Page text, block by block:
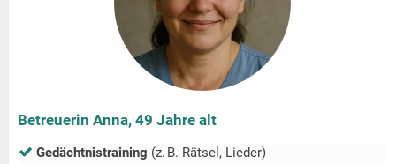
Betreuerin Anna, 49 Jahre alt
Gedächtnistraining (z. B. Rätsel, Lieder)